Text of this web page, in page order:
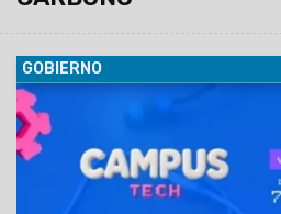
GOBIERNO
05/07/2026
Se realizará una
9, en la sala Javier Lamas del